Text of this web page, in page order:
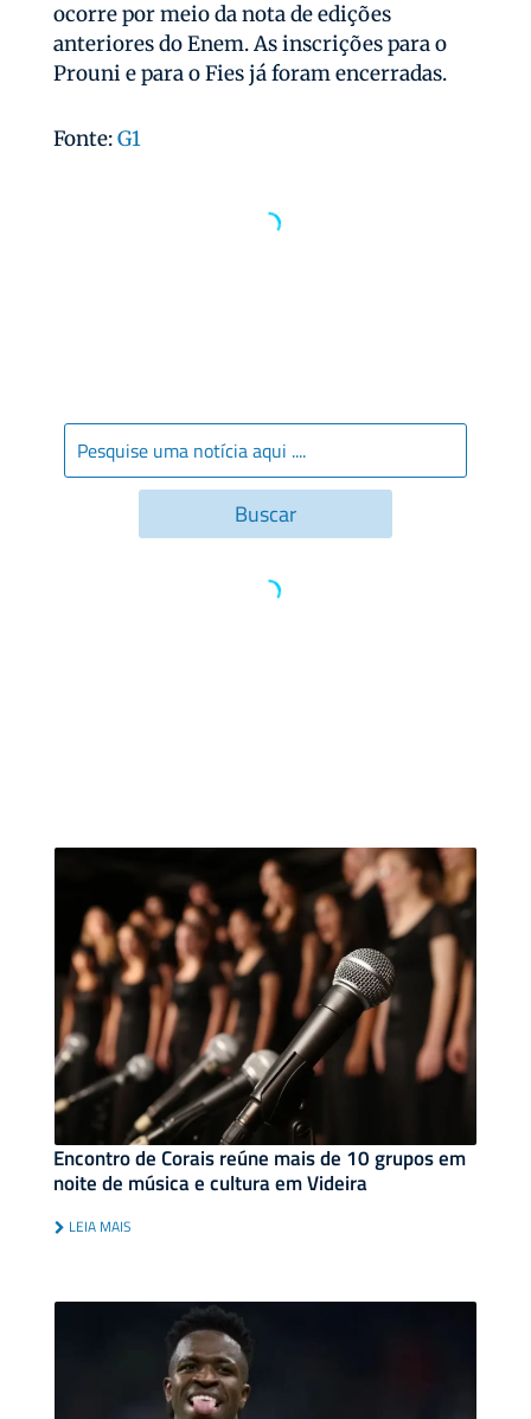
ocorre por meio da nota de edições
anteriores do Enem. As inscrições para o
Prouni e para o Fies já foram encerradas.
Fonte:G1
Encontro de Corais reúne mais de 10 grupos em
noite de música e cultura em Videira
LEIA MAIS